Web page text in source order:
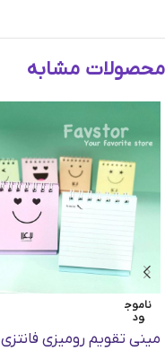
محصولات مشابه
ناموج
ود
مینی تقویم رومیزی فانتزی